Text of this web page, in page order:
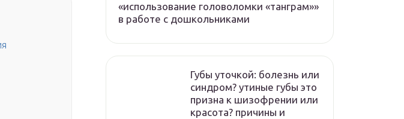
«использование головоломки «танграм»»
в работе с дошкольниками
Губы уточкой: болезнь или
синдром? утиные губы это
призна к шизофрении или
красота? причины и